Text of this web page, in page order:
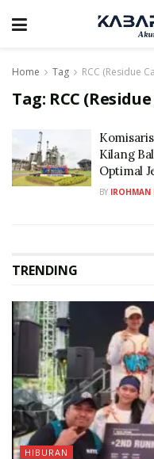
Home Tag RCC (Residue
Tag: RCC
Kilang
Optimal
BY IROHMAN
TRENDING
HIBURAN